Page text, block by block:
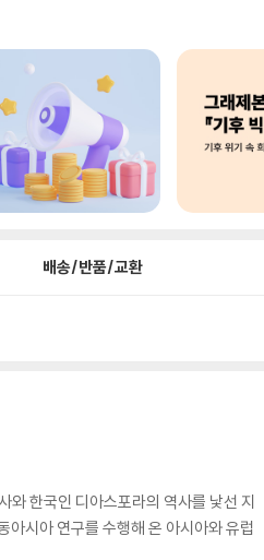
배송/반품/교환
와 한국인 디아스포라의 역사를 낯선 지
아시아 연구를 수행해 온 아시아와 유럽